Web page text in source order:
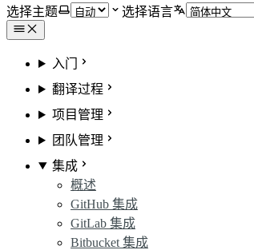
选择主题
选择语言
入门
翻译过程
项目管理
团队管理
集成
概述
GitHub 集成
GitLab 集成
Bitbucket 集成